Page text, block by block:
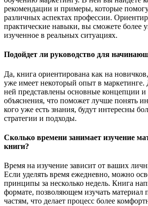
рекомендации и примеры, которые
различных аспектах профессии.
практические навыки, вы сможете более
изученное в реальных ситуациях.
Подойдет ли руководство для
Да, книга ориентирована как на
уже имеет некоторый опыт в
ней представлены основные концепции и
объяснения, что поможет лучше понять
кого уже есть знания, будут интересны
стратегии и подходы.
Сколько времени занимает изучение
книги?
Время на изучение зависит от ваших
Если уделять время ежедневно, можно
принципы за несколько недель. Книга
формате, позволяющем изучать материал
частям, что делает процесс более